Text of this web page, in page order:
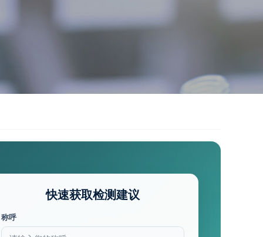
快速获取检测建议
称呼